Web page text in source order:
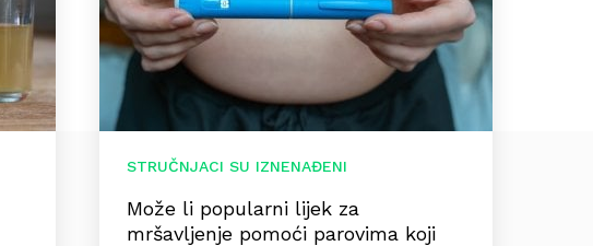
STRUČNJACI SU IZNENAĐENI
Može li popularni lijek za
mršavljenje pomoći parovima koji